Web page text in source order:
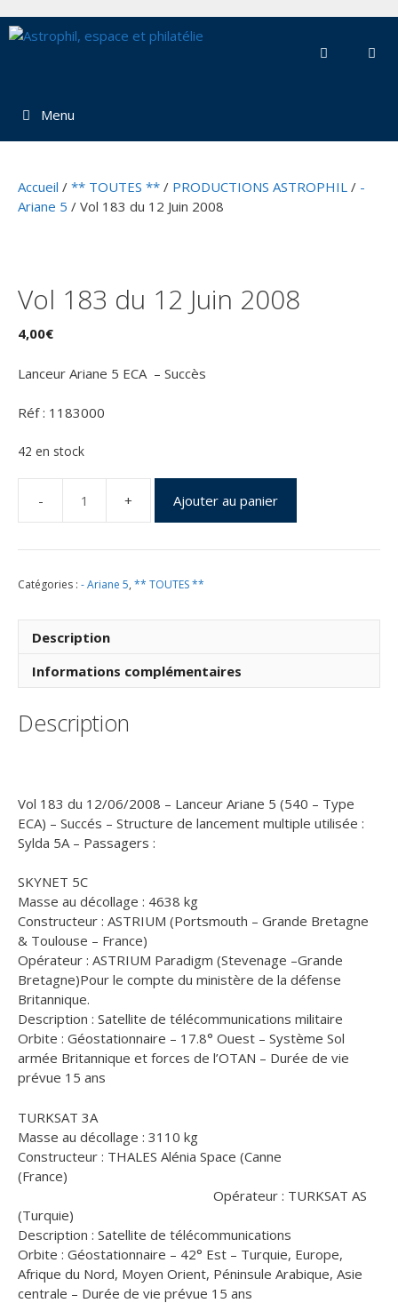
au
Menu
Accueil / ** TOUTES ** / PRODUCTIONS ASTROPHIL / -
Ariane 5 / Vol 183 du 12 Juin 2008
Vol 183 du 12 Juin 2008
4,00€
Lanceur Ariane 5 ECA – Succès
Réf : 1183000
42 en stock
quantité
de
Vol
du
Ajouter au panier
Catégories : - Ariane 5, ** TOUTES **
Description
Informations complémentaires
Description
Vol 183 du 12/06/2008 – Lanceur Ariane 5 (540 – Type
ECA) – Succés – Structure de lancement multiple utilisée :
Sylda 5A – Passagers :
SKYNET 5C
Masse au décollage : 4638 kg
Constructeur : ASTRIUM (Portsmouth – Grande Bretagne
& Toulouse – France)
Opérateur : ASTRIUM Paradigm (Stevenage –Grande
Bretagne)Pour le compte du ministère de la défense
Britannique.
Description : Satellite de télécommunications militaire
Orbite : Géostationnaire – 17.8° Ouest – Système Sol
armée Britannique et forces de l’OTAN – Durée de vie
prévue 15 ans
TURKSAT 3A
Masse au décollage : 3110 kg
Constructeur : THALES Alénia Space (Canne
(France)
Opérateur : TURKSAT AS
(Turquie)
Description : Satellite de télécommunications
Orbite : Géostationnaire – 42° Est – Turquie, Europe,
Afrique du Nord, Moyen Orient, Péninsule Arabique, Asie
centrale – Durée de vie prévue 15 ans